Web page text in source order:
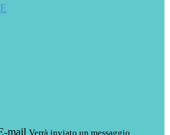
mail Verrà inviato un messaggio